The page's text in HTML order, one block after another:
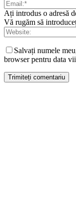
Ați introdus o adresă
Vă rugăm să
Salvați numele
browser pentru data